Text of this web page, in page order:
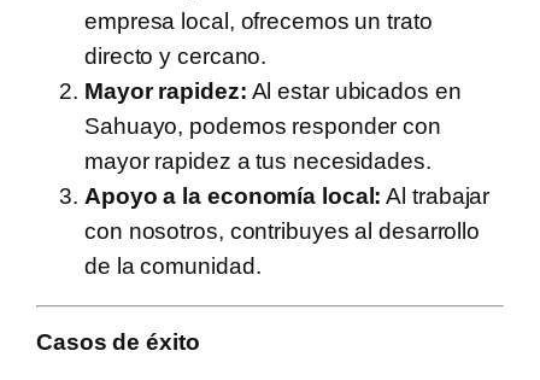
empresa local, ofrecemos un trato
directo y cercano.
Mayor rapidez: Al estar ubicados en
Sahuayo, podemos responder con
mayor rapidez a tus necesidades.
Apoyo a la economía local: Al trabajar
con nosotros, contribuyes al desarrollo
de la comunidad.
Casos de éxito